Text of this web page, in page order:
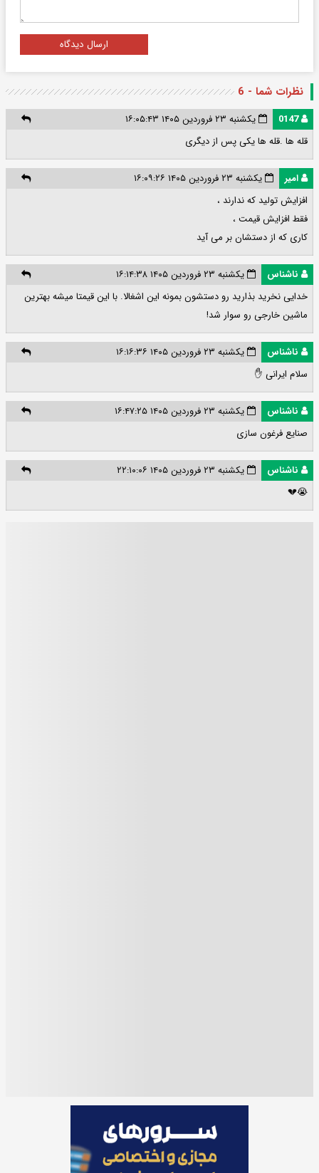
ارسال دیدگاه
نظرات شما - 6
0147
یکشنبه ۲۳ فروردین ۱۴۰۵ ۱۶:۰۵:۴۳
قله ها .قله ها یکی پس از دیگری
امیر
یکشنبه ۲۳ فروردین ۱۴۰۵ ۱۶:۰۹:۲۶
افزایش تولید که ندارند ،
فقط افزایش قیمت ،
کاری که از دستشان بر می آید
ناشناس
یکشنبه ۲۳ فروردین ۱۴۰۵ ۱۶:۱۴:۳۸
خدایی نخرید بذارید رو دستشون بمونه این اشغالا. با این قیمتا میشه بهترین
ماشین خارجی رو سوار شد!
ناشناس
یکشنبه ۲۳ فروردین ۱۴۰۵ ۱۶:۱۶:۳۶
سلام ایرانی ✋
ناشناس
یکشنبه ۲۳ فروردین ۱۴۰۵ ۱۶:۴۷:۲۵
صنایع فرغون سازی
ناشناس
یکشنبه ۲۳ فروردین ۱۴۰۵ ۲۲:۱۰:۰۶
😭💔